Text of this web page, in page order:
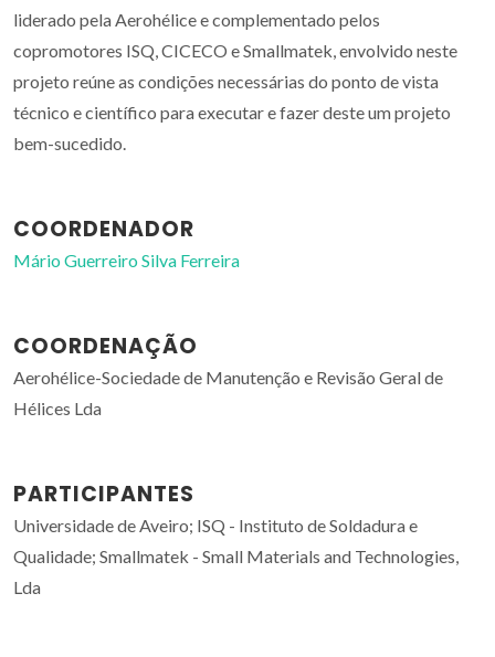
liderado pela Aerohélice e complementado pelos
copromotores ISQ, CICECO e Smallmatek, envolvido neste
projeto reúne as condições necessárias do ponto de vista
técnico e científico para executar e fazer deste um projeto
bem-sucedido.
COORDENADOR
Mário Guerreiro Silva Ferreira
COORDENAÇÃO
Aerohélice-Sociedade de Manutenção e Revisão Geral de
Hélices Lda
PARTICIPANTES
Universidade de Aveiro; ISQ - Instituto de Soldadura e
Qualidade; Smallmatek - Small Materials and Technologies,
Lda